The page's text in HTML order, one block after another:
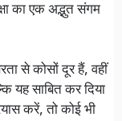
का एक अद्भुत संगम
से कोसों दूर हैं, वहीं
यह साबित कर दिया
करें, तो कोई भी